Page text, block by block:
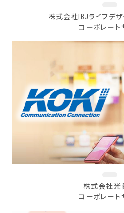
株式会社IBJライフデザ
コーポレート
株式会社光
コーポレート